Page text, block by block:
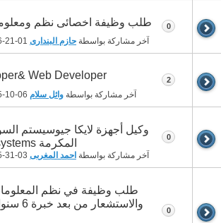
طلب وظيفة اخصائى نظم
آخر مشاركة بواسطة حازم البندارى
0
Web Developer
آخر مشاركة بواسطة وائل سلام
2
وكيل أجهزة لايكا جيوسيستم
المكرمة Leica Geosystems
آخر مشاركة بواسطة احمد المغربى
0
طلب وظيفة في نظم
0